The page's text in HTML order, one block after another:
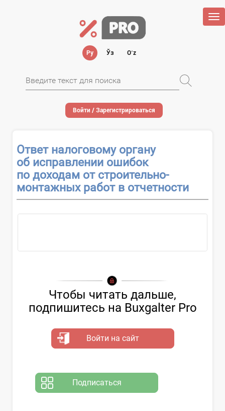
Ру Ўз Oʻz
Войти / Зарегистрироваться
Ответ налоговому органу
об исправлении ошибок
по доходам от строительно-
монтажных работ в отчетности
Чтобы читать дальше,
подпишитесь на Buxgalter Pro
Войти на сайт
Подписаться